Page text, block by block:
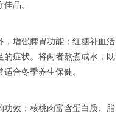
品。
，增强脾胃功能；红糖补血活
的症状。将两者熬煮成水，既
合冬季养生保健。
功效；核桃肉富含蛋白质、脂